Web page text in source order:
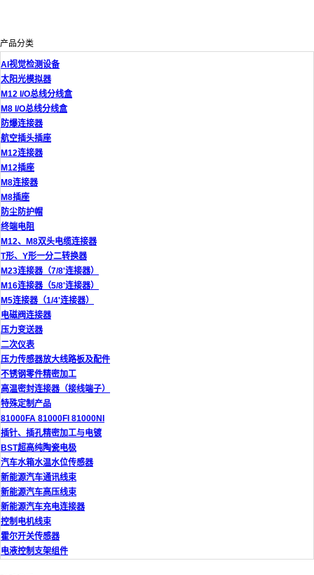
产品分类
AI视觉检测设备
太阳光模拟器
M12 I/O总线分线盒
M8 I/O总线分线盒
防爆连接器
航空插头插座
M12连接器
M12插座
M8连接器
M8插座
防尘防护帽
终端电阻
M12、M8双头电缆连接器
T形、Y形一分二转换器
M23连接器（7/8'连接器）
M16连接器（5/8'连接器）
M5连接器（1/4'连接器）
电磁阀连接器
压力变送器
二次仪表
压力传感器放大线路板及配件
不锈钢零件精密加工
高温密封连接器（接线端子）
特殊定制产品
81000FA 81000FI 81000NI
插针、插孔精密加工与电镀
BST超高纯陶瓷电极
汽车水箱水温水位传感器
新能源汽车通讯线束
新能源汽车高压线束
新能源汽车充电连接器
控制电机线束
霍尔开关传感器
电液控制支架组件